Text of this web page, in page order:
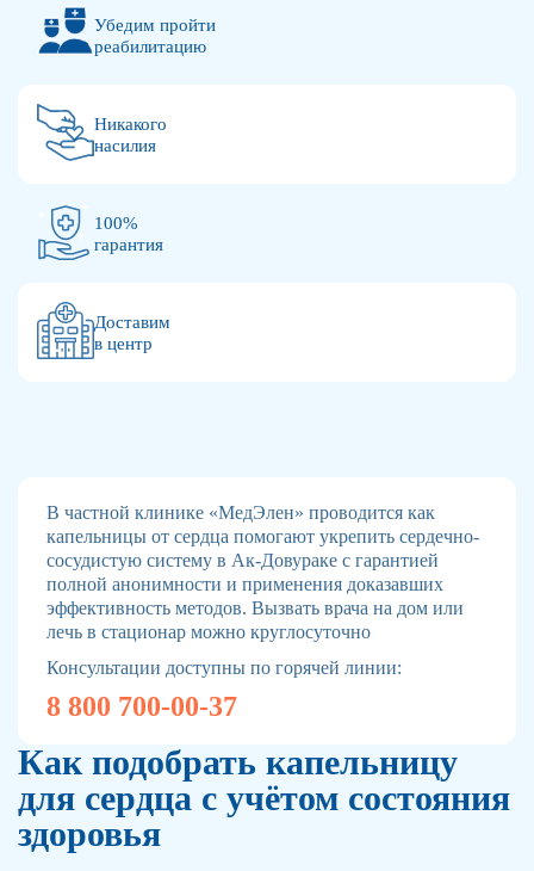
Убедим пройти
реабилитацию
Никакого
насилия
100%
гарантия
Доставим
в центр
Как подобрать капельницу
для сердца с учётом состояния
здоровья
В частной клинике «МедЭлен» проводится как
капельницы от сердца помогают укрепить сердечно-
сосудистую систему в Ак-Довураке с гарантией
полной анонимности и применения доказавших
эффективность методов. Вызвать врача на дом или
лечь в стационар можно круглосуточно
Консультации доступны по горячей линии:
8 800 700-00-37